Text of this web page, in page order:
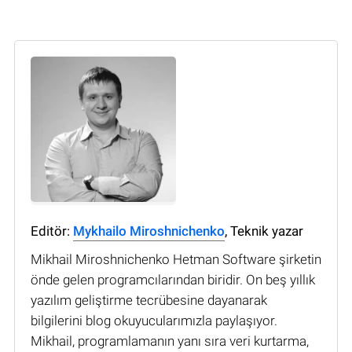
Editör: Mykhailo Miroshnichenko, Teknik yazar
Mikhail Miroshnichenko Hetman Software şirketin
önde gelen programcılarından biridir. On beş yıllık
yazılım geliştirme tecrübesine dayanarak
bilgilerini blog okuyucularımızla paylaşıyor.
Mikhail, programlamanın yanı sıra veri kurtarma,